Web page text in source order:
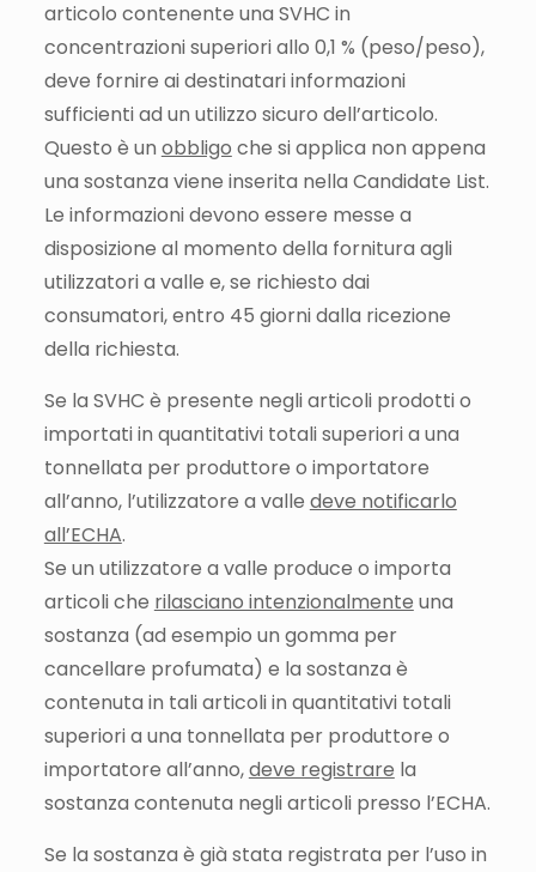
articolo contenente una SVHC in
concentrazioni superiori allo 0,1 % (peso/peso),
deve fornire ai destinatari informazioni
sufficienti ad un utilizzo sicuro dell’articolo.
Questo è un obbligo che si applica non appena
una sostanza viene inserita nella Candidate List.
Le informazioni devono essere messe a
disposizione al momento della fornitura agli
utilizzatori a valle e, se richiesto dai
consumatori, entro 45 giorni dalla ricezione
della richiesta.
Se la SVHC è presente negli articoli prodotti o
importati in quantitativi totali superiori a una
tonnellata per produttore o importatore
all’anno, l’utilizzatore a valle deve notificarlo
all’ECHA.
Se un utilizzatore a valle produce o importa
articoli che rilasciano intenzionalmente una
sostanza (ad esempio un gomma per
cancellare profumata) e la sostanza è
contenuta in tali articoli in quantitativi totali
superiori a una tonnellata per produttore o
importatore all’anno,deve registrare la
sostanza contenuta negli articoli presso l’ECHA.
Se la sostanza è già stata registrata per l’uso in